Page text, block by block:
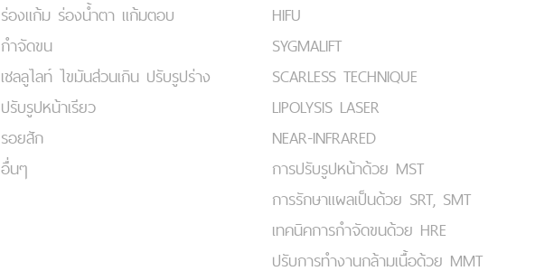
ร่องแก้ม ร่องน้ำตา แก้มตอบ
กำจัดขน
เชลลูไลท์ ไขมันส่วนเกิน ปรับรูปร่าง
ปรับรูปหน้าเรียว
รอยสัก
อื่นๆ
HIFU
SYGMALIFT
SCARLESS TECHNIQUE
LIPOLYSIS LASER
NEAR-INFRARED
การปรับรูปหน้าด้วย MST
การรักษาแผลเป็นด้วย SRT, SMT
เทคนิคการกำจัดขนด้วย HRE
ปรับการทำงานกล้ามเนื้อด้วย MMT